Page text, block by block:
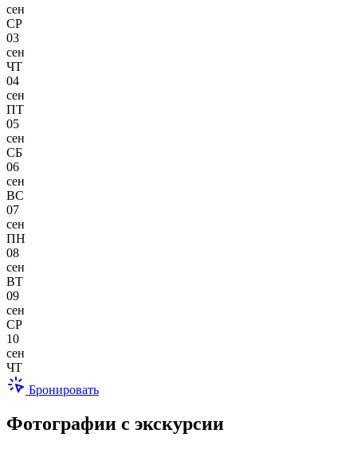
сен
СР
03
сен
ЧТ
04
сен
ПТ
05
сен
СБ
06
сен
ВС
07
сен
ПН
08
сен
ВТ
09
сен
СР
10
сен
ЧТ
Бронировать
Фотографии с экскурсии